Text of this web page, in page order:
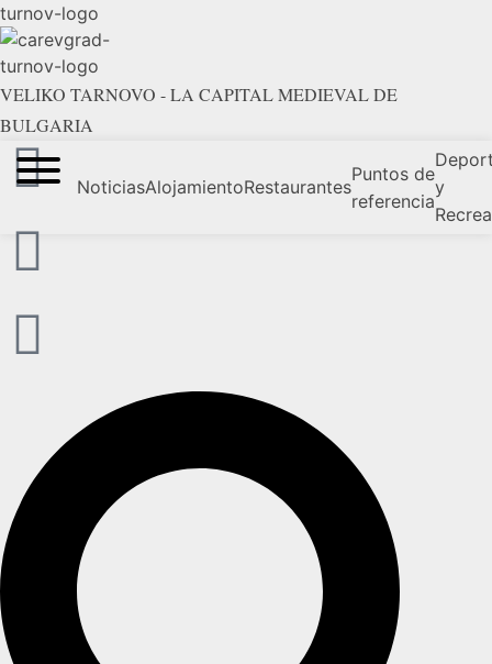
VELIKO TARNOVO - LA CAPITAL MEDIEVAL DE
BULGARIA
NoticiasAlojamientoRestaurantes
Puntos de
referencia
y